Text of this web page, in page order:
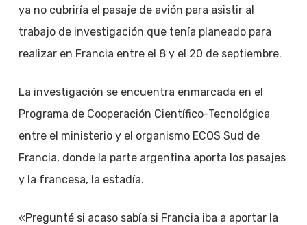
ya no cubriría el pasaje de avión para asistir al
trabajo de investigación que tenía planeado para
realizar en Francia entre el 8 y el 20 de septiembre.
La investigación se encuentra enmarcada en el
Programa de Cooperación Científico-Tecnológica
entre el ministerio y el organismo ECOS Sud de
Francia, donde la parte argentina aporta los pasajes
y la francesa, la estadía.
«Pregunté si acaso sabía si Francia iba a aportar la